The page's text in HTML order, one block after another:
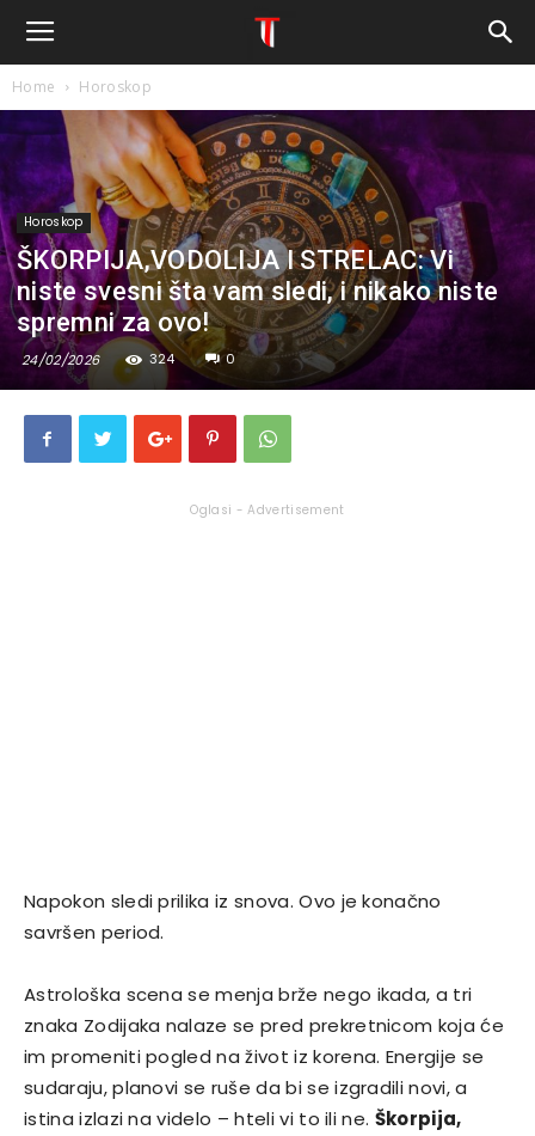
Home Horoskop
Horoskop
ŠKORPIJA,VODOLIJA I STRELAC: Vi
niste svesni šta vam sledi, i nikako niste
spremni za ovo!
24/02/2026 324 0
Oglasi - Advertisement
Napokon sledi prilika iz snova. Ovo je konačno
savršen period.
Astrološka scena se menja brže nego ikada, a tri
znaka Zodijaka nalaze se pred prekretnicom koja će
im promeniti pogled na život iz korena. Energije se
sudaraju, planovi se ruše da bi se izgradili novi, a
istina izlazi na videlo – hteli vi to ili ne. Škorpija,